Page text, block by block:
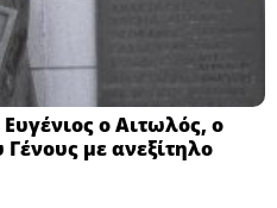
ο Αιτωλός, ο
με ανεξίτηλο